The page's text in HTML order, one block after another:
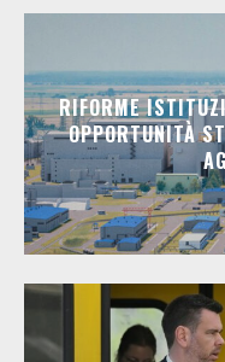
RIFORME
OPPORTUNITÀ